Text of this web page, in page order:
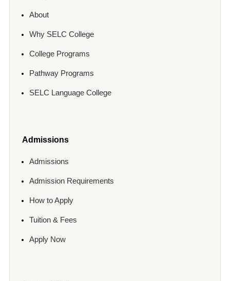
About
Why SELC College
College Programs
Pathway Programs
SELC Language College
Admissions
Admissions
Admission Requirements
How to Apply
Tuition & Fees
Apply Now